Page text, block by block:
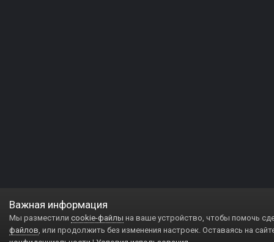
Важная информация
Мы разместили cookie-файлы на ваше устройство, чтобы помочь
файлов, или продолжить без изменения настроек. Оставаясь на